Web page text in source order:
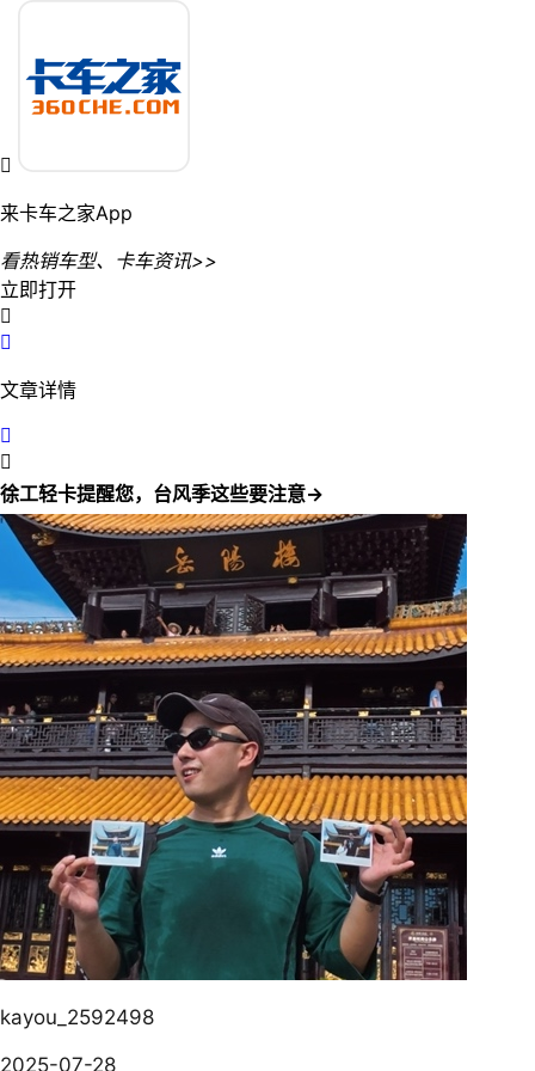

来卡车之家App
看热销车型、卡车资讯>>
立即打开


文章详情


徐工轻卡提醒您，台风季这些要注意→
kayou_2592498
2025-07-28